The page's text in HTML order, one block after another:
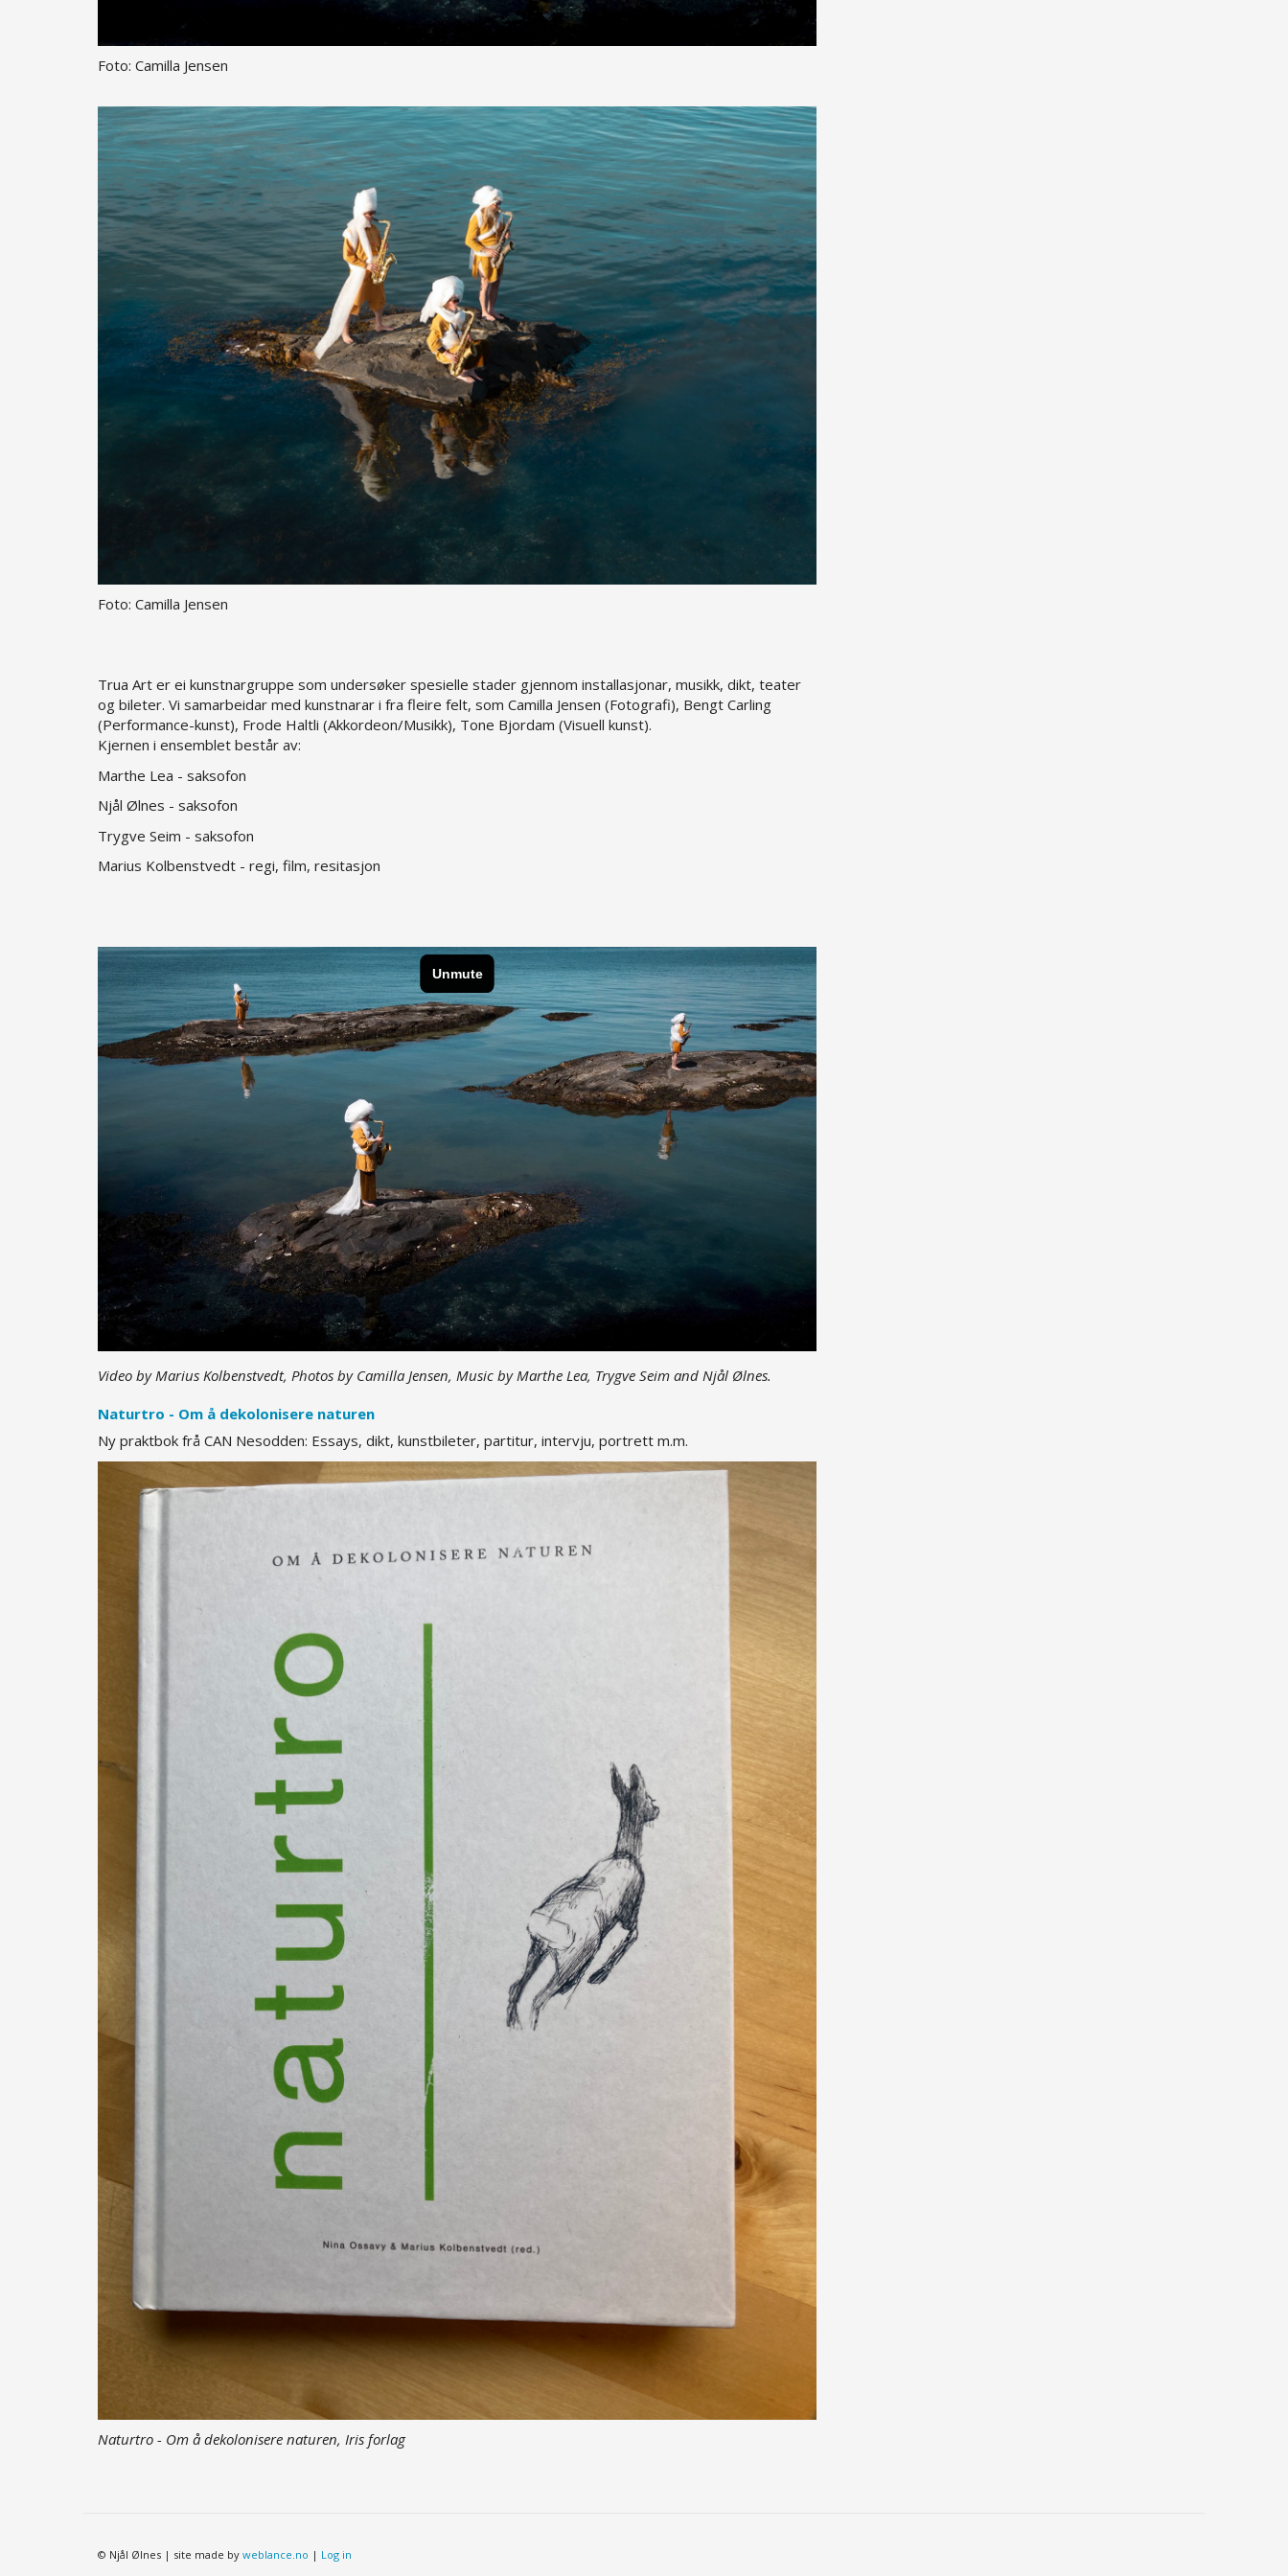
Foto: Camilla Jensen
Foto: Camilla Jensen
Trua Art er ei kunstnargruppe som undersøker spesielle stader gjennom installasjonar, musikk, dikt, teater
og bileter. Vi samarbeidar med kunstnarar i fra fleire felt, som Camilla Jensen (Fotografi), Bengt Carling
(Performance-kunst), Frode Haltli (Akkordeon/Musikk), Tone Bjordam (Visuell kunst).
Kjernen i ensemblet består av:
Marthe Lea - saksofon
Njål Ølnes - saksofon
Trygve Seim - saksofon
Marius Kolbenstvedt - regi, film, resitasjon
Video by Marius Kolbenstvedt, Photos by Camilla Jensen, Music by Marthe Lea, Trygve Seim and Njål Ølnes.
Naturtro - Om å dekolonisere naturen
Ny praktbok frå CAN Nesodden: Essays, dikt, kunstbileter, partitur, intervju, portrett m.m.
Naturtro - Om å dekolonisere naturen, Iris forlag
© Njål Ølnes | site made by weblance.no | Log in